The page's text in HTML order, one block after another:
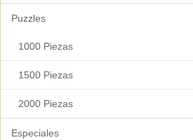
Puzzles
1000 Piezas
1500 Piezas
2000 Piezas
Especiales